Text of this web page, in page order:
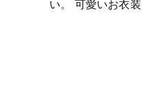
い。 可愛いお衣